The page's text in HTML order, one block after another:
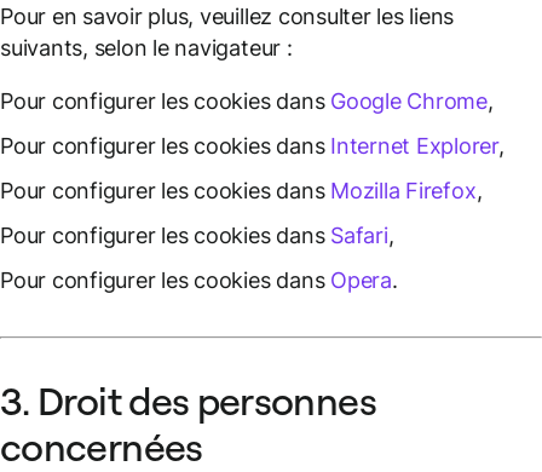
Pour en savoir plus, veuillez consulter les liens
suivants, selon le navigateur :
Pour configurer les cookies dans Google Chrome,
Pour configurer les cookies dans Internet Explorer,
Pour configurer les cookies dans Mozilla Firefox,
Pour configurer les cookies dans Safari,
Pour configurer les cookies dans Opera.
3. Droit des personnes
concernées